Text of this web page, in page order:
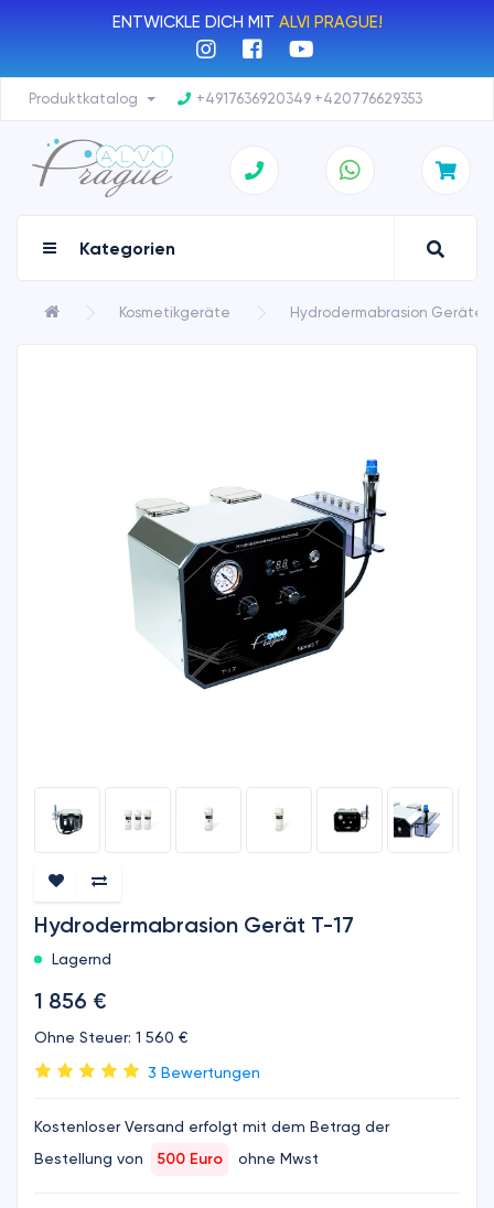
ENTWICKLE DICH MIT ALVI PRAGUE!
Produktkatalog +4917636920349 +420776629353
Kategorien
Kosmetikgeräte Hydrodermabrasion Geräte
Hydrodermabrasion Gerät T-17
Lagernd
1 856 €
Ohne Steuer: 1 560 €
3 Bewertungen
Kostenloser Versand erfolgt mit dem Betrag der
Bestellung von
500 Euro ohne Mwst